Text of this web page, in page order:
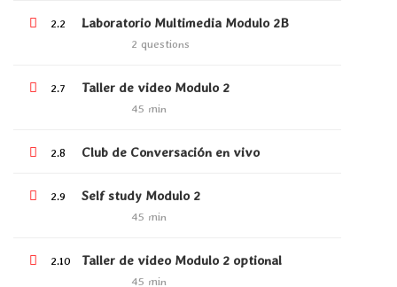
2.2 Laboratorio Multimedia Modulo 2B
2 questions
2.7 Taller de video Modulo 2
45 min
2.8 Club de Conversación en vivo
2.9 Self study Modulo 2
45 min
2.10 Taller de video Modulo 2 optional
45 min
RECOMMEND
Education Onlineby Tell me the way.Powered by Tell me the way.